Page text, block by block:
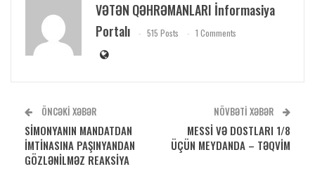
VƏTƏN QƏHRƏMANLARI İnformasiya
Portalı
515 Posts 1 Comments
ÖNCƏKI XƏBƏR
SİMONYANIN MANDATDAN
İMTİNASINA PAŞINYANDAN
GÖZLƏNİLMƏZ REAKSİYA
NÖVBƏTI XƏBƏR
MESSİ VƏ DOSTLARI 1/8
ÜÇÜN MEYDANDA – TƏQVİM